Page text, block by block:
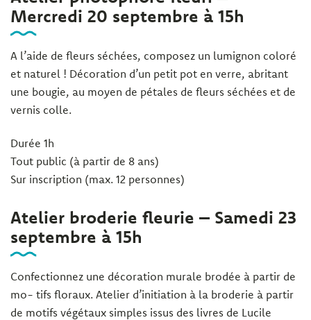
Mercredi 20 septembre à 15h
A l’aide de fleurs séchées, composez un lumignon coloré
et naturel ! Décoration d’un petit pot en verre, abritant
une bougie, au moyen de pétales de fleurs séchées et de
vernis colle.
Durée 1h
Tout public (à partir de 8 ans)
Sur inscription (max. 12 personnes)
Atelier broderie fleurie – Samedi 23
septembre à 15h
Confectionnez une décoration murale brodée à partir de
mo- tifs floraux. Atelier d’initiation à la broderie à partir
de motifs végétaux simples issus des livres de Lucile